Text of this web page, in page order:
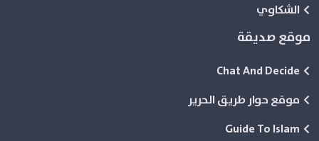
الشكاوي
موقع صديقة
Chat And Decide
موقع حوار طريق الحرير
Guide To Islam